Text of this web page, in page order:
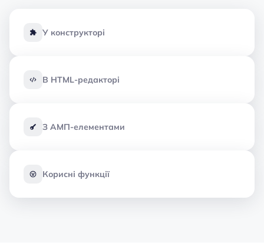
У конструкторі
В HTML-редакторі
З АМП-елементами
Корисні функції